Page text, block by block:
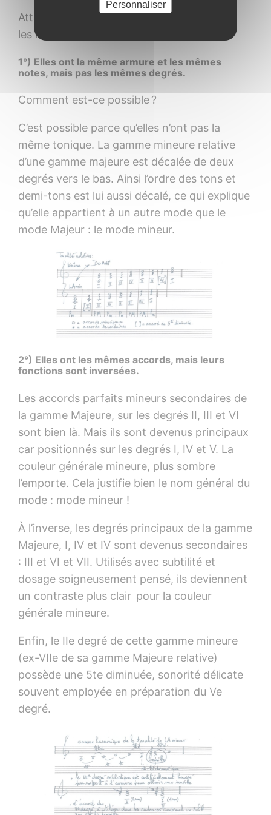
Attachons-nous à comprendre les liens qui
les relient l’une à l’autre :
1°) Elles ont la même armure et les mêmes
notes, mais pas les mêmes degrés.
Comment est-ce possible ?
C’est possible parce qu’elles n’ont pas la
même tonique. La gamme mineure relative
d’une gamme majeure est décalée de deux
degrés vers le bas. Ainsi l’ordre des tons et
demi-tons est lui aussi décalé, ce qui explique
qu’elle appartient à un autre mode que le
mode Majeur : le mode mineur.
2°) Elles ont les mêmes accords, mais leurs
fonctions sont inversées.
Les accords parfaits mineurs secondaires de
la gamme Majeure, sur les degrés II, III et VI
sont bien là. Mais ils sont devenus principaux
car positionnés sur les degrés I, IV et V. La
couleur générale mineure, plus sombre
l’emporte. Cela justifie bien le nom général du
mode : mode mineur !
À l’inverse, les degrés principaux de la gamme
Majeure, I, IV et IV sont devenus secondaires
: III et VI et VII. Utilisés avec subtilité et
dosage soigneusement pensé, ils deviennent
un contraste plus clair pour la couleur
générale mineure.
Enfin, le IIe degré de cette gamme mineure
(ex-VIIe de sa gamme Majeure relative)
possède une 5te diminuée, sonorité délicate
souvent employée en préparation du Ve
degré.
Personnaliser